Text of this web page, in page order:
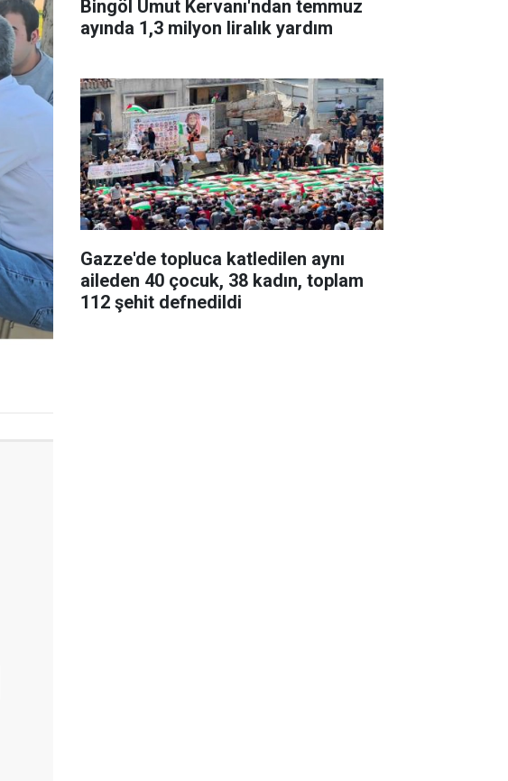
Bingöl Umut Kervanı'ndan temmuz
ayında 1,3 milyon liralık yardım
Gazze'de topluca katledilen aynı
aileden 40 çocuk, 38 kadın, toplam
112 şehit defnedildi